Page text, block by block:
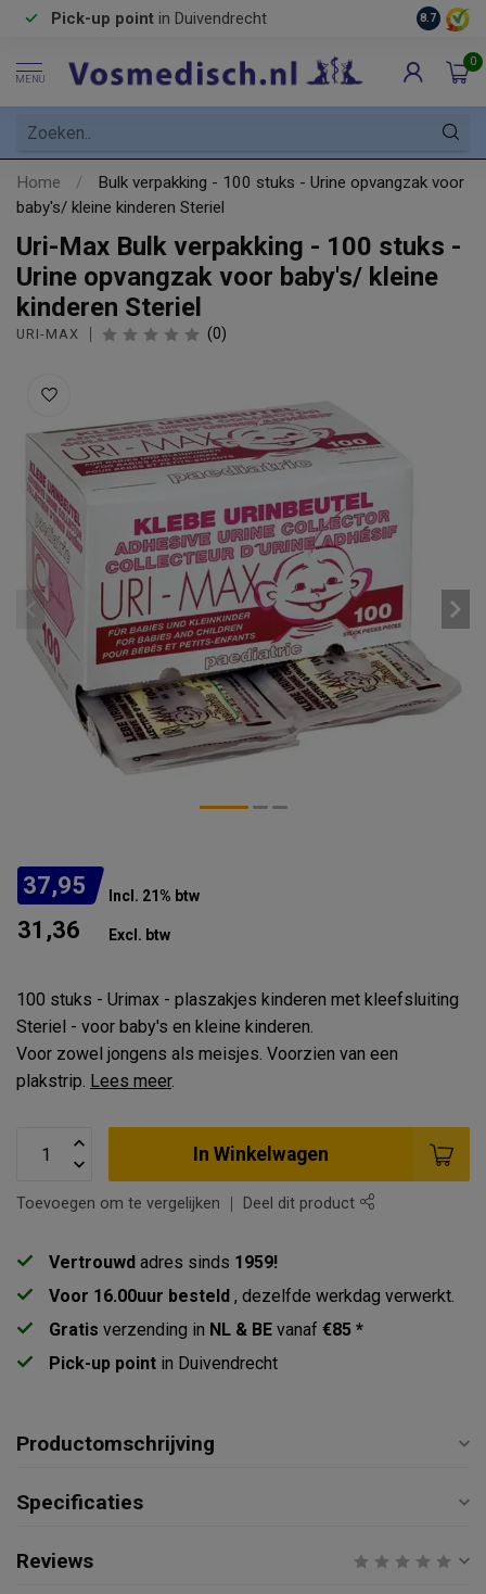
Pick-up point in Duivendrecht 8.7
MENU
0
Home /
Bulk verpakking - 100 stuks - Urine opvangzak voor
baby's/ kleine kinderen Steriel
Uri-Max Bulk verpakking - 100 stuks -
Urine opvangzak voor baby's/ kleine
kinderen Steriel
URI-MAX (0)
37,95 Incl. 21% btw
31,36 Excl. btw
100 stuks - Urimax - plaszakjes kinderen met kleefsluiting
Steriel - voor baby's en kleine kinderen.
Voor zowel jongens als meisjes. Voorzien van een
plakstrip. Lees meer.
In Winkelwagen
Toevoegen om te vergelijken Deel dit product
Vertrouwd adres sinds 1959!
Voor 16.00uur besteld , dezelfde werkdag verwerkt.
Gratis verzending in NL & BE vanaf €85 *
Pick-up point in Duivendrecht
Productomschrijving
Specificaties
Reviews